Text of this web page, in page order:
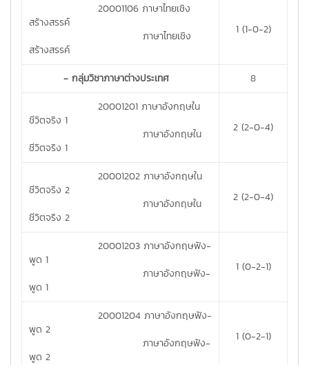
20001106 ภาษาไทยเชิง
สร้างสรรค์
ภาษาไทยเชิง
สร้างสรรค์
1 (1-0-2)
- กลุ่มวิชาภาษาต่างประเทศ
8
20001201 ภาษาอังกฤษใน
ชีวิตจริง 1
ภาษาอังกฤษใน
ชีวิตจริง 1
2 (2-0-4)
20001202 ภาษาอังกฤษใน
ชีวิตจริง 2
ภาษาอังกฤษใน
ชีวิตจริง 2
2 (2-0-4)
20001203 ภาษาอังกฤษฟัง-
พูด 1
ภาษาอังกฤษฟัง-
พูด 1
1 (0-2-1)
20001204 ภาษาอังกฤษฟัง-
พูด 2
ภาษาอังกฤษฟัง-
พูด 2
1 (0-2-1)